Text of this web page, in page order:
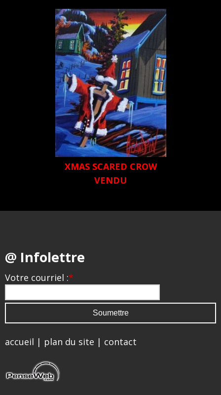
XMAS SCARED CROW
VENDU
@ Infolettre
Votre courriel :*
accueil | plan du site | contact